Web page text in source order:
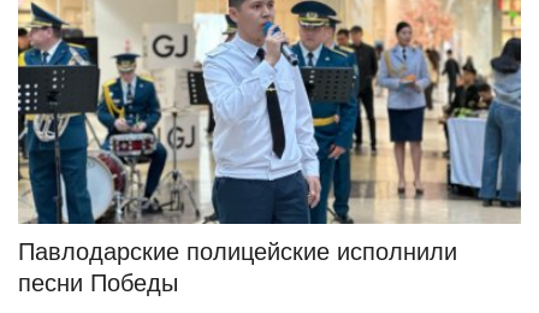
Павлодарские полицейские исполнили
песни Победы